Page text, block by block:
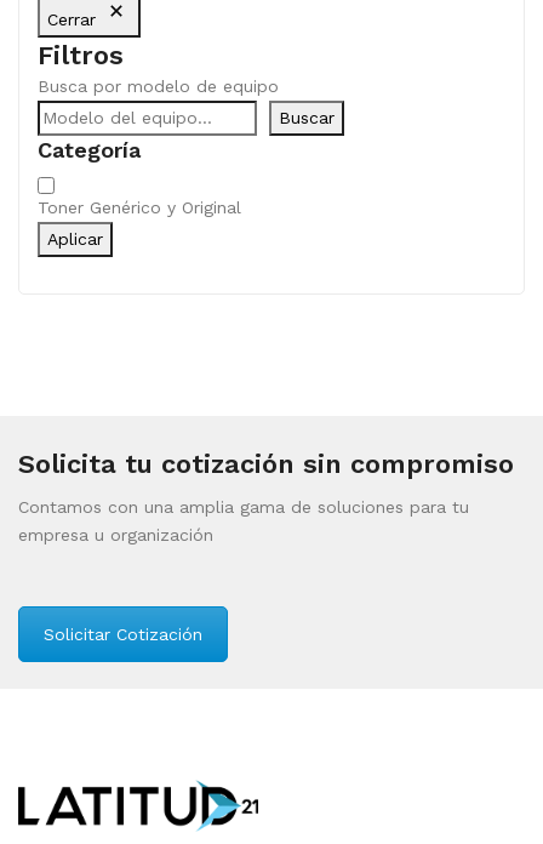
Cerrar
Filtros
Busca por modelo de equipo
Buscar
Categoría
Categoría
Toner Genérico y Original
Aplicar
Solicita tu cotización sin compromiso
Contamos con una amplia gama de soluciones para tu
empresa u organización
Solicitar Cotización